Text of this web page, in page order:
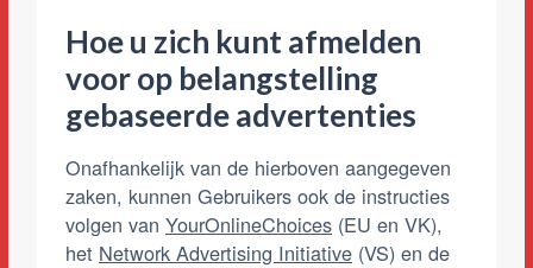
Hoe u zich kunt afmelden
voor op belangstelling
gebaseerde advertenties
Onafhankelijk van de hierboven aangegeven
zaken, kunnen Gebruikers ook de instructies
volgen van YourOnlineChoices (EU en VK),
het Network Advertising Initiative (VS) en de